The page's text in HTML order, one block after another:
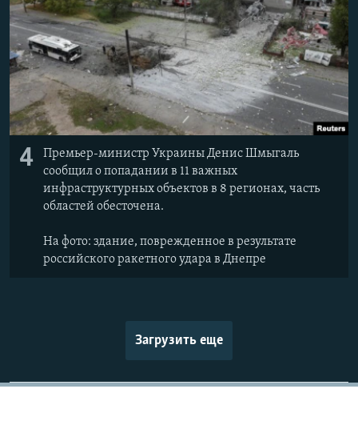
4
Премьер-министр Украины Денис Шмыгаль
сообщил о попадании в 11 важных
инфраструктурных объектов в 8 регионах, часть
областей обесточена.
На фото: здание, поврежденное в результате
российского ракетного удара в Днепре
Загрузить еще